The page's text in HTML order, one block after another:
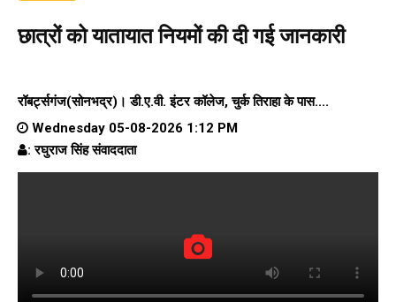
छात्रों को यातायात नियमों की दी गई जानकारी
रॉबर्ट्सगंज(सोनभद्र)। डी.ए.वी. इंटर कॉलेज, चुर्क तिराहा के पास....
Wednesday 05-08-2026 1:12 PM
: रघुराज सिंह संवाददाता